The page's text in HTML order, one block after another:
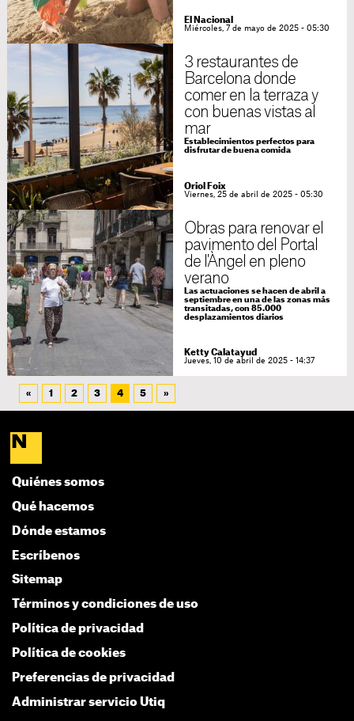
El Nacional
Miércoles, 7 de mayo de 2025 - 05:30
3 restaurantes de
Barcelona donde
comer en la terraza y
con buenas vistas al
mar
Establecimientos perfectos para
disfrutar de buena comida
Oriol Foix
Viernes, 25 de abril de 2025 - 05:30
Obras para renovar el
pavimento del Portal
de l'Àngel en pleno
verano
Las actuaciones se hacen de abril a
septiembre en una de las zonas más
transitadas, con 85.000
desplazamientos diarios
Ketty Calatayud
Jueves, 10 de abril de 2025 - 14:37
« 1 2 3 4 5 »
Quiénes somos
Qué hacemos
Dónde estamos
Escríbenos
Sitemap
Términos y condiciones de uso
Política de privacidad
Política de cookies
Preferencias de privacidad
Administrar servicio Utiq